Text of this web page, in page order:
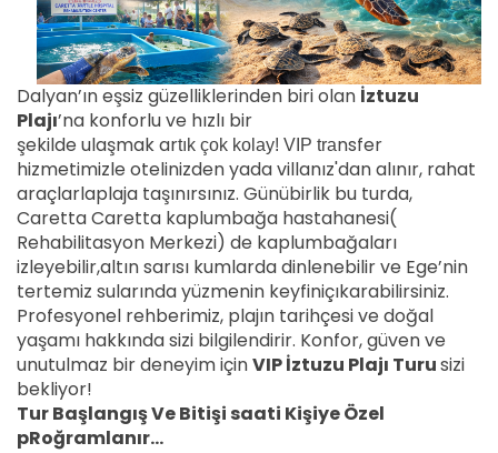
Dalyan’ın eşsiz güzelliklerinden biri olan İztuzu
Plajı’na konforlu ve hızlı bir
şekilde ulaşmak artık çok kolay! VIP transfer
hizmetimizle otelinizden yada villanız'dan alınır, rahat
araçlarlaplaja taşınırsınız. Günübirlik bu turda,
Caretta Caretta kaplumbağa hastahanesi(
Rehabilitasyon Merkezi) de kaplumbağaları
izleyebilir,altın sarısı kumlarda dinlenebilir ve Ege’nin
tertemiz sularında yüzmenin keyfiniçıkarabilirsiniz.
Profesyonel rehberimiz, plajın tarihçesi ve doğal
yaşamı hakkında sizi bilgilendirir. Konfor, güven ve
unutulmaz bir deneyim içinVIP İztuzu Plajı Turusizi
bekliyor!
Tur Başlangış Ve Bitişi saati Kişiye Özel
pRoğramlanır...